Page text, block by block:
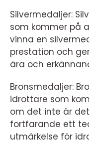
Silvermedaljer:
som kommer på
vinna en
prestation och
ära och
Bronsmedaljer:
idrottare som
om det inte är
fortfarande ett
utmärkelse för